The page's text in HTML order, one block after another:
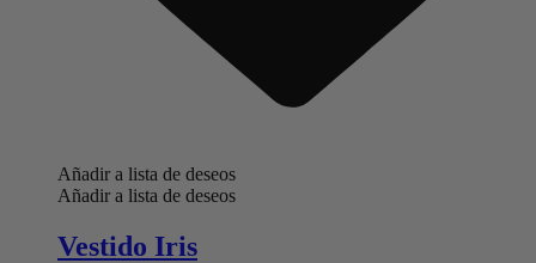
Añadir a lista de deseos
Añadir a lista de deseos
Vestido Iris